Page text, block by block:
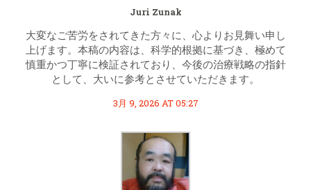
Juri Zunak
大変なご苦労をされてきた方々に、心よりお見舞い申し
上げます。本稿の内容は、科学的根拠に基づき、極めて
慎重かつ丁寧に検証されており、今後の治療戦略の指針
として、大いに参考とさせていただきます。
3月 9, 2026 AT 05:27